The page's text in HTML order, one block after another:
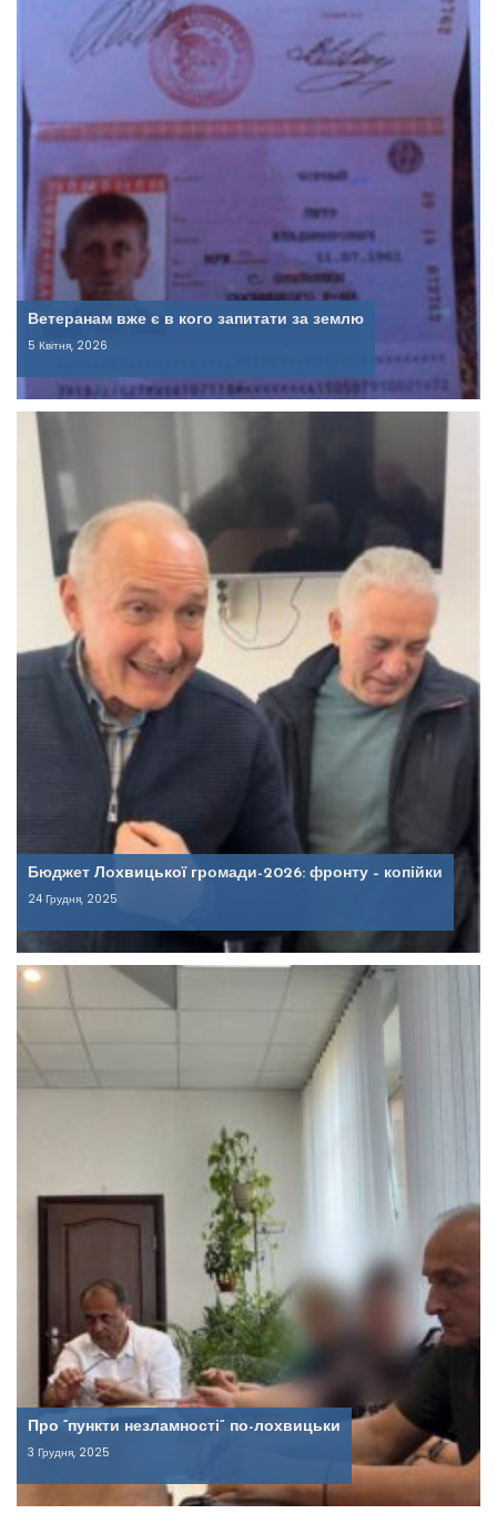
Ветеранам вже є в кого запитати за землю
5 Квітня, 2026
Бюджет Лохвицької громади-2026: фронту – копійки
24 Грудня, 2025
Про “пункти незламності” по-лохвицьки
3 Грудня, 2025